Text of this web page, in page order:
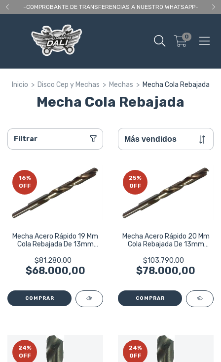
-COMPROBANTE DE TRANSFERENCIAS A NUESTRO WHATSAPP-
0
Inicio > Disco Cep y Mechas > Mechas > Mecha Cola Rebajada
Mecha Cola Rebajada
Filtrar
16%
OFF
Mecha Acero Rápido 19 Mm
Cola Rebajada De 13mm
$81.280,00
$68.000,00
25%
OFF
Mecha Acero Rápido 20 Mm
Cola Rebajada De 13mm
$103.790,00
$78.000,00
24%
OFF
24%
OFF